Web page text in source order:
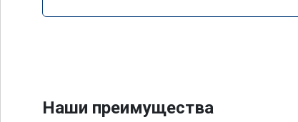
Наши преимущества